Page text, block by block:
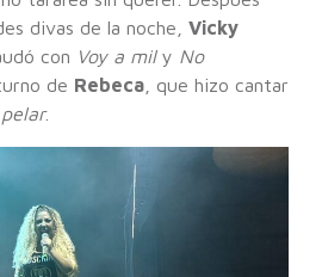
divas de la noche, Vicky
con Voy a mily No
de Rebeca , que hizo cantar
.